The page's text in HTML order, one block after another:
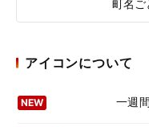
町名ご
アイコンについて
NEW 一週